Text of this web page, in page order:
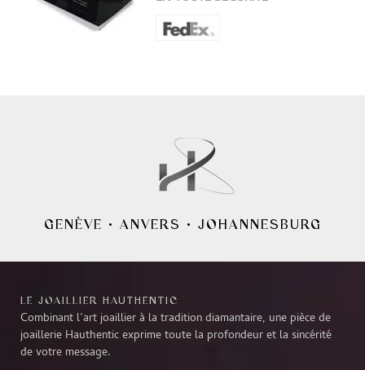
GENÈVE • ANVERS • JOHANNESBURG
LE JOAILLIER HAUTHENTIC
Combinant l’art joaillier à la tradition diamantaire, une pièce de
joaillerie Hauthentic exprime toute la profondeur et la sincérité
de votre message.